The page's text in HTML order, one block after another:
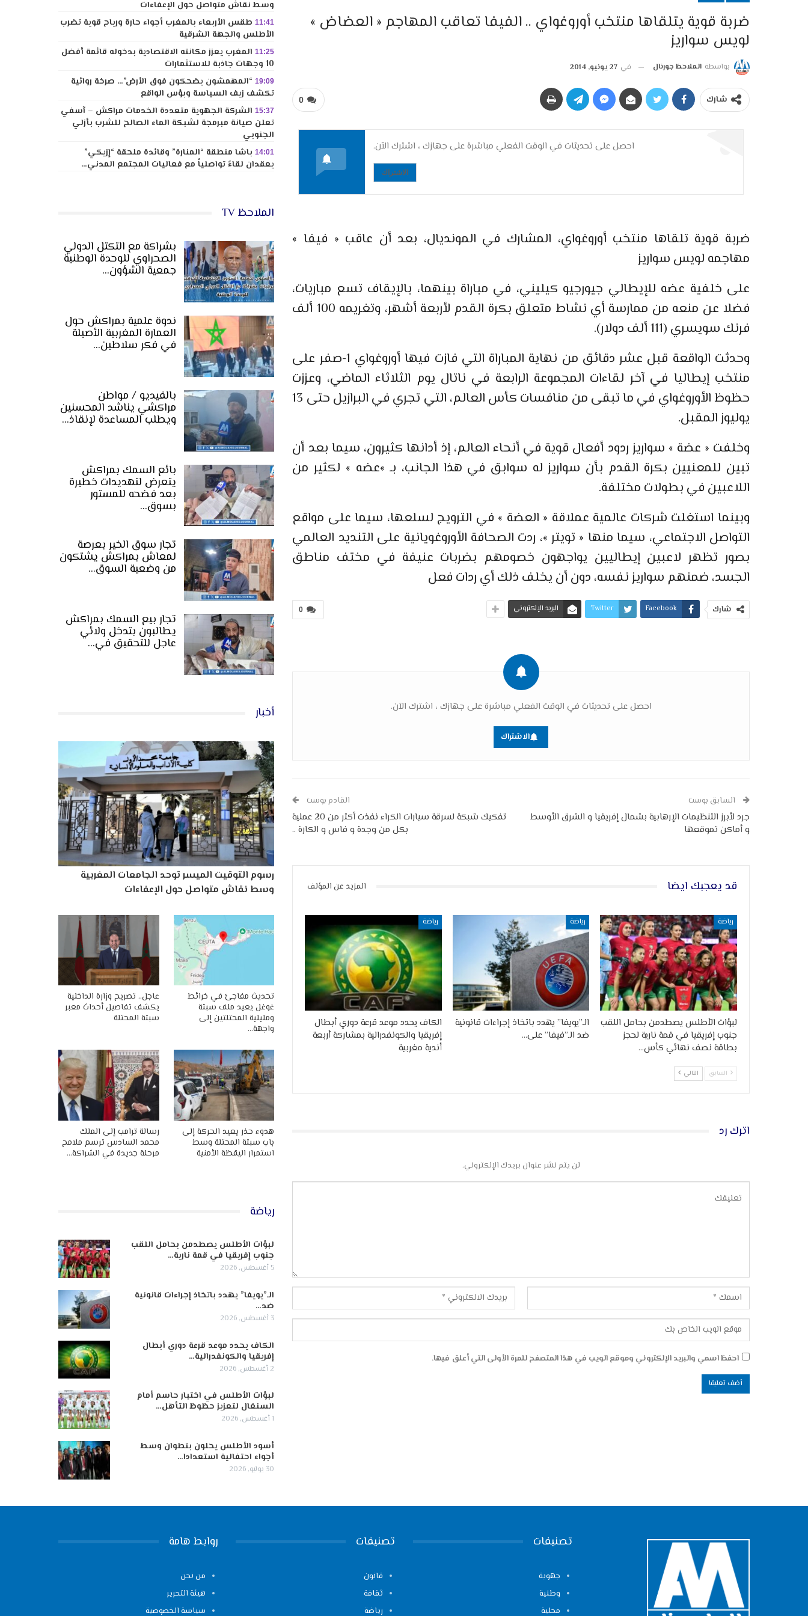
ضربة قوية يتلقاها منتخب أوروغواي .. الفيفا تعاقب المهاجم « العضاض »
لويس سواريز
بواسطة الملاحظ جورنال في 27 يونيو, 2014
0 شارك
احصل على تحديثات في الوقت الفعلي مباشرة على جهازك ، اشترك الآن.
الاشتراك
ضربة قوية تلقاها منتخب أوروغواي، المشارك في المونديال، بعد أن عاقب « فيفا »
مهاجمه لويس سواريز
على خلفية عضه للإيطالي جيورجيو كيليني، في مباراة بينهما، بالإيقاف تسع مباريات،
فضلا عن منعه من ممارسة أي نشاط متعلق بكرة القدم لأربعة أشهر، وتغريمه 100 ألف
فرنك سويسري (111 ألف دولار).
وحدثت الواقعة قبل عشر دقائق من نهاية المباراة التي فازت فيها أوروغواي 1-صفر على
منتخب إيطاليا في آخر لقاءات المجموعة الرابعة في ناتال يوم الثلاثاء الماضي، وعززت
حظوظ الأوروغواي في ما تبقى من منافسات كأس العالم، التي تجري في البرازيل حتى 13
يوليوز المقبل.
وخلفت « عضة » سواريز ردود أفعال قوية في أنحاء العالم، إذ أدانها كثيرون، سيما بعد أن
تبين للمعنيين بكرة القدم بأن سواريز له سوابق في هذا الجانب، بـ »عضه » لكثير من
اللاعبين في بطولات مختلفة.
وبينما استغلت شركات عالمية عملاقة « العضة » في الترويج لسلعها، سيما على مواقع
التواصل الاجتماعي، سيما منها « تويتر »، ردت الصحافة الأوروغويانية على التنديد العالمي
بصور تظهر لاعبين إيطاليين يواجهون خصومهم بضربات عنيفة في مختف مناطق
الجسد، ضمنهم سواريز نفسه، دون أن يخلف ذلك أي ردات فعل
0 شارك Facebook
Twitter البريد الإلكتروني
احصل على تحديثات في الوقت الفعلي مباشرة على جهازك ، اشترك الآن.
الاشتراك
السابق بوست
جرد لأبرز التنظيمات الإرهابية بشمال إفريقيا و الشرق الأوسط
و أماكن تموقعها
القادم بوست
تفكيك شبكة لسرقة سيارات الكراء نفذت أكثر من 20 عملية
بكل من وجدة و فاس و الكارة ..
قد يعجبك ايضا المزيد عن المؤلف
رياضة
لبؤات الأطلس يصطدمن بحامل اللقب
جنوب إفريقيا في قمة نارية لحجز
بطاقة نصف نهائي كأس…
رياضة
الـ”يويفا” يهدد باتخاذ إجراءات قانونية
ضد الـ”فيفا” على…
رياضة
الكاف يحدد موعد قرعة دوري أبطال
إفريقيا والكونفدرالية بمشاركة أربعة
أندية مغربية
السابق التالي
اترك رد
لن يتم نشر عنوان بريدك الإلكتروني.
احفظ اسمي والبريد الإلكتروني وموقع الويب في هذا المتصفح للمرة الأولى التي أعلق فيها.
وسط نقاش متواصل حول الإعفاءات
11:41 طقس الأربعاء بالمغرب أجواء حارة ورياح قوية تضرب
الأطلس والجهة الشرقية
11:25 المغرب يعزز مكانته الاقتصادية بدخوله قائمة أفضل
10 وجهات جاذبة للاستثمارات
19:09 “المهمشون يضحكون فوق الأرض”… صرخة روائية
تكشف زيف السياسة وبؤس الواقع
15:37 الشركة الجهوية متعددة الخدمات مراكش – آسفي
تعلن صيانة مبرمجة لشبكة الماء الصالح للشرب بأزلي
الجنوبي
14:01 باشا منطقة “المنارة” وقائدة ملحقة “إزيكي”
يعقدان لقاءً تواصلياً مع فعاليات المجتمع المدني…
الملاحظ TV
بشراكة مع التكتل الدولي
الصحراوي للوحدة الوطنية
جمعية الشؤون…
ندوة علمية بمراكش حول
العمارة المغربية الأصيلة
في فكر سلاطين…
بالفيديو / مواطن
مراكشي يناشد المحسنين
ويطلب المساعدة لإنقاذ…
بائع السمك بمراكش
يتعرض لتهديدات خطيرة
بعد فضحه للمستور
بسوق…
تجار سوق الخير بعرصة
لمعاش بمراكش يشتكون
من وضعية السوق…
تجار بيع السمك بمراكش
يطالبون بتدخل ولائي
عاجل للتحقيق في…
أخبار
رسوم التوقيت الميسر توحد الجامعات المغربية
وسط نقاش متواصل حول الإعفاءات
تحديث مفاجئ في خرائط
غوغل يعيد ملف سبتة
ومليلية المحتلتين إلى
واجهة…
عاجل.. تصريح وزارة الداخلية
يكشف تفاصيل أحداث معبر
سبتة المحتلة
هدوء حذر يعيد الحركة إلى
باب سبتة المحتلة وسط
استمرار اليقظة الأمنية
رسالة ترامب إلى الملك
محمد السادس ترسم ملامح
مرحلة جديدة في الشراكة…
رياضة
لبؤات الأطلس يصطدمن بحامل اللقب
جنوب إفريقيا في قمة نارية…
5 أغسطس, 2026
الـ”يويفا” يهدد باتخاذ إجراءات قانونية
ضد…
3 أغسطس, 2026
الكاف يحدد موعد قرعة دوري أبطال
إفريقيا والكونفدرالية…
2 أغسطس, 2026
لبؤات الأطلس في اختبار حاسم أمام
السنغال لتعزيز حظوظ التأهل…
1 أغسطس, 2026
أسود الأطلس يحلون بتطوان وسط
أجواء احتفالية استعدادا…
30 يوليو, 2026
تصنيفات
جهوية
وطنية
محلية
تصنيفات
قانون
ثقافة
رياضة
روابط هامة
من نحن
هيئة التحرير
سياسة الخصوصية